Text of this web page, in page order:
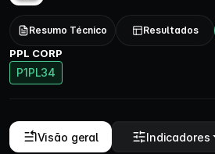
Resumo Técnico Resultados
PPL CORP
P1PL34
Visão geral Indicadores